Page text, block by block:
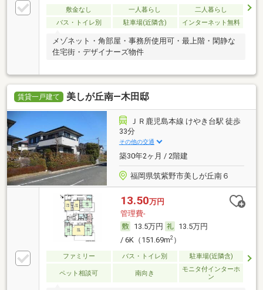
敷金なし 一人暮らし
二人暮らし
バス・トイレ別
駐車場(近隣含) インターネット無料
メゾネット・角部屋・事務所使用可・最上階・閑静な
住宅街・デザイナーズ物件
賃貸一戸建て 美しが丘南―木田邸
ＪＲ鹿児島本線 けやき台駅 徒歩
33分
その他の交通
築30年2ヶ月 / 2階建
福岡県筑紫野市美しが丘南６
13.50万円
管理費-
13.5万円
13.5万円
/ 6K（151.69m2）
ファミリー バス・トイレ別 駐車場(近隣含)
ペット相談可 南向き
モニタ付インターホ
ン